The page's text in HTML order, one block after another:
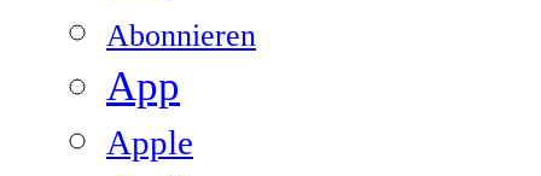
Abonnieren
App
Apple